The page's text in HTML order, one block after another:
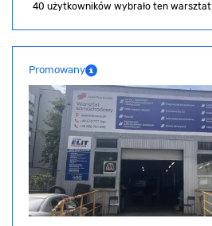
40 użytkowników wybrało ten warsztat
Promowany